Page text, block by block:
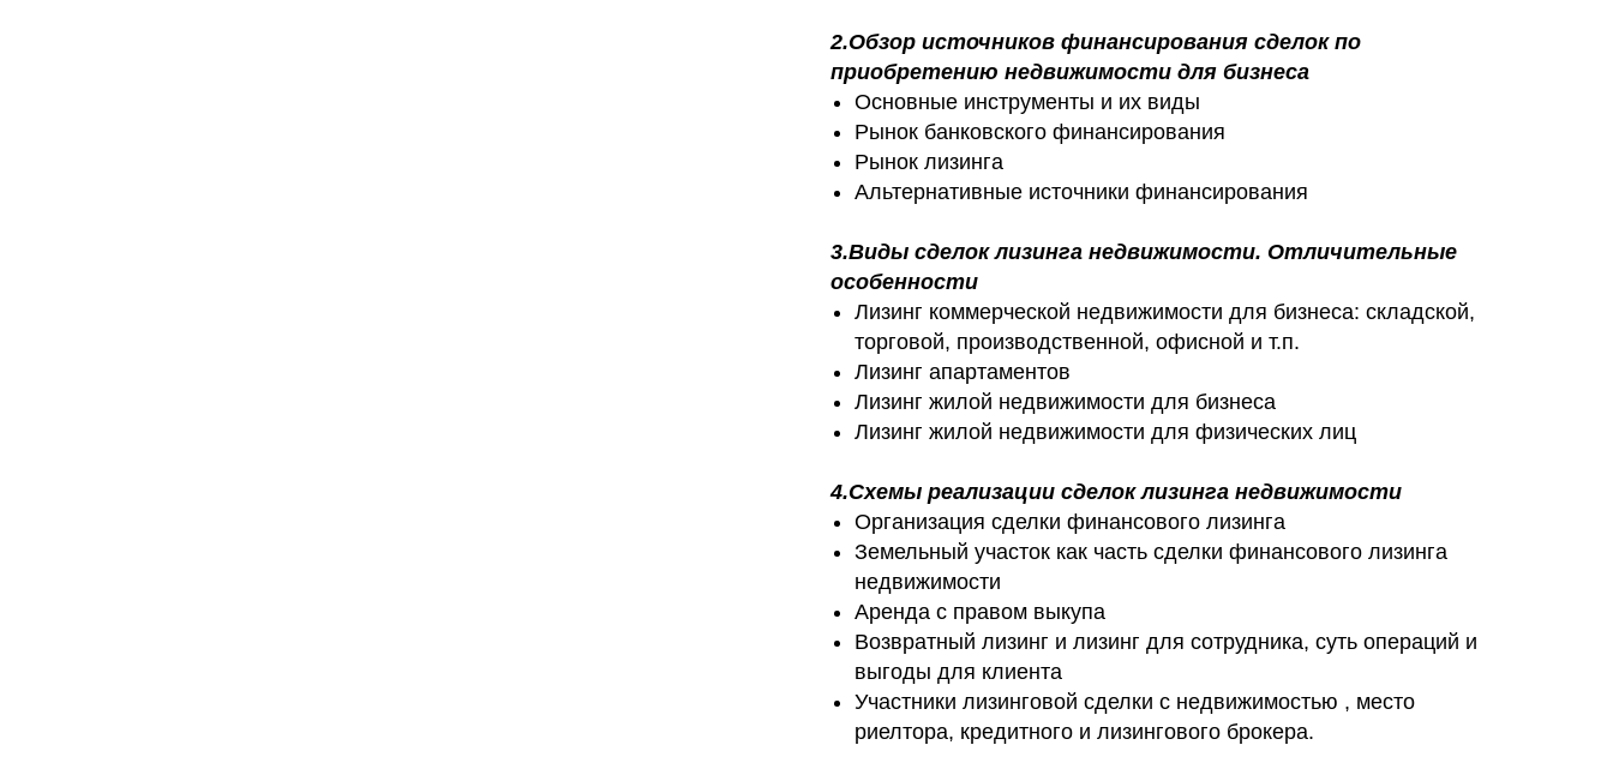
2.Обзор источников финансирования сделок по
приобретению недвижимости для бизнеса
Основные инструменты и их виды
Рынок банковского финансирования
Рынок лизинга
Альтернативные источники финансирования
3.Виды сделок лизинга недвижимости. Отличительные
особенности
Лизинг коммерческой недвижимости для бизнеса: складской,
торговой, производственной, офисной и т.п.
Лизинг апартаментов
Лизинг жилой недвижимости для бизнеса
Лизинг жилой недвижимости для физических лиц
4.Схемы реализации сделок лизинга недвижимости
Организация сделки финансового лизинга
Земельный участок как часть сделки финансового лизинга
недвижимости
Аренда с правом выкупа
Возвратный лизинг и лизинг для сотрудника, суть операций и
выгоды для клиента
Участники лизинговой сделки с недвижимостью , место
риелтора, кредитного и лизингового брокера.